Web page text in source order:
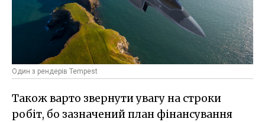
Один з рендерів Tempest
Також варто звернути увагу на строки
робіт, бо зазначений план фінансування